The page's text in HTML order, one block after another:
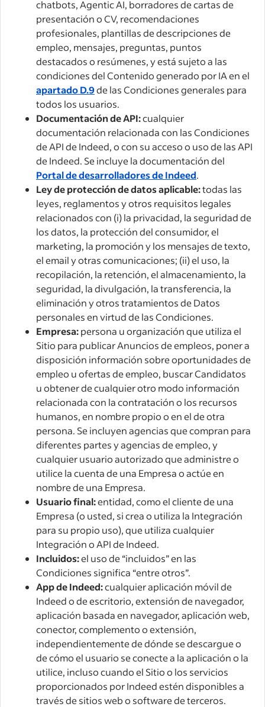
chatbots, Agentic AI, borradores de cartas de
presentación o CV, recomendaciones
profesionales, plantillas de descripciones de
empleo, mensajes, preguntas, puntos
destacados o resúmenes, y está sujeto a las
condiciones del Contenido generado por IA en el
apartado D.9de las Condiciones generales para
todos los usuarios.
Documentación de API:cualquier
documentación relacionada con las Condiciones
de API de Indeed, o con su acceso o uso de las API
de Indeed. Se incluye la documentación del
Portal de desarrolladores de Indeed.
Ley de protección de datos aplicable:todas las
leyes, reglamentos y otros requisitos legales
relacionados con (i) la privacidad, la seguridad de
los datos, la protección del consumidor, el
marketing, la promoción y los mensajes de texto,
el email y otras comunicaciones; (ii) el uso, la
recopilación, la retención, el almacenamiento, la
seguridad, la divulgación, la transferencia, la
eliminación y otros tratamientos de Datos
personales en virtud de las Condiciones.
Empresa:persona u organización que utiliza el
Sitio para publicar Anuncios de empleos, poner a
disposición información sobre oportunidades de
empleo u ofertas de empleo, buscar Candidatos
u obtener de cualquier otro modo información
relacionada con la contratación o los recursos
humanos, en nombre propio o en el de otra
persona. Se incluyen agencias que compran para
diferentes partes y agencias de empleo, y
cualquier usuario autorizado que administre o
utilice la cuenta de una Empresa o actúe en
nombre de una Empresa.
Usuario final:entidad, como el cliente de una
Empresa (o usted, si crea o utiliza la Integración
para su propio uso), que utiliza cualquier
Integración o API de Indeed.
Incluidos:el uso de “incluidos” en las
Condiciones significa “entre otros”.
App de Indeed:cualquier aplicación móvil de
Indeed o de escritorio, extensión de navegador,
aplicación basada en navegador, aplicación web,
conector, complemento o extensión,
independientemente de dónde se descargue o
de cómo el usuario se conecte a la aplicación o la
utilice, incluso cuando el Sitio o los servicios
proporcionados por Indeed estén disponibles a
través de sitios web o software de terceros.